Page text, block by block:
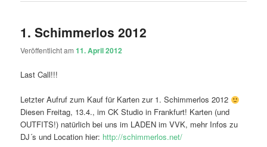
1. Schimmerlos 2012
Veröffentlicht am11. April 2012
Last Call!!!
Letzter Aufruf zum Kauf für Karten zur 1. Schimmerlos 2012
Diesen Freitag, 13.4., im CK Studio in Frankfurt! Karten (und
OUTFITS!) natürlich bei uns im LADEN im VVK, mehr Infos zu
DJ´s und Location hier: http://schimmerlos.net/